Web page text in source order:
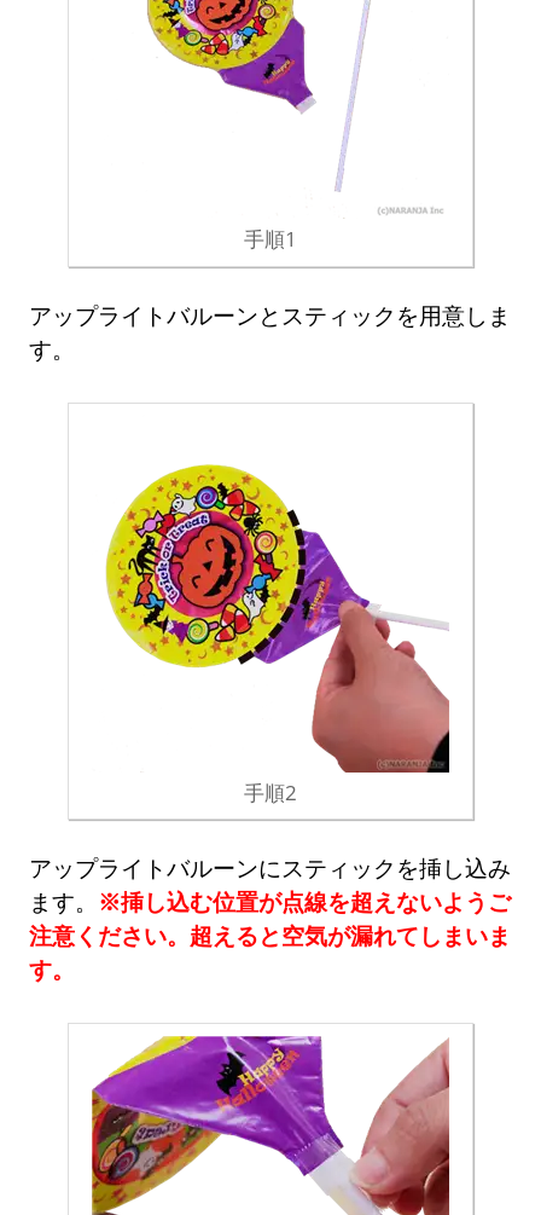
手順1
アップライトバルーンとスティックを用意しま
す。
手順2
アップライトバルーンにスティックを挿し込み
ます。 ※挿し込む位置が点線を超えないようご
注意ください。超えると空気が漏れてしまいま
す。